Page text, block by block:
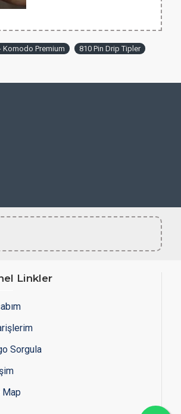
Komodo Premium 810 Pin Drip Tipler
Linkler
Sorgula